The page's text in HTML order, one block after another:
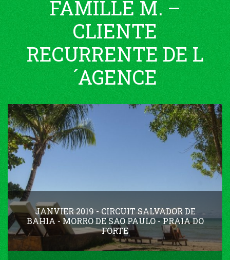
FAMILLE M. –
CLIENTE
RECURRENTE DE L
´AGENCE
JANVIER 2019 - CIRCUIT SALVADOR DE
BAHIA - MORRO DE SAO PAULO - PRAIA DO
FORTE